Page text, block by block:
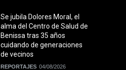
Se jubila Dolores Moral, el
alma del Centro de Salud de
Benissa tras 35 años
cuidando de generaciones
de vecinos
REPORTAJES 04/08/2026